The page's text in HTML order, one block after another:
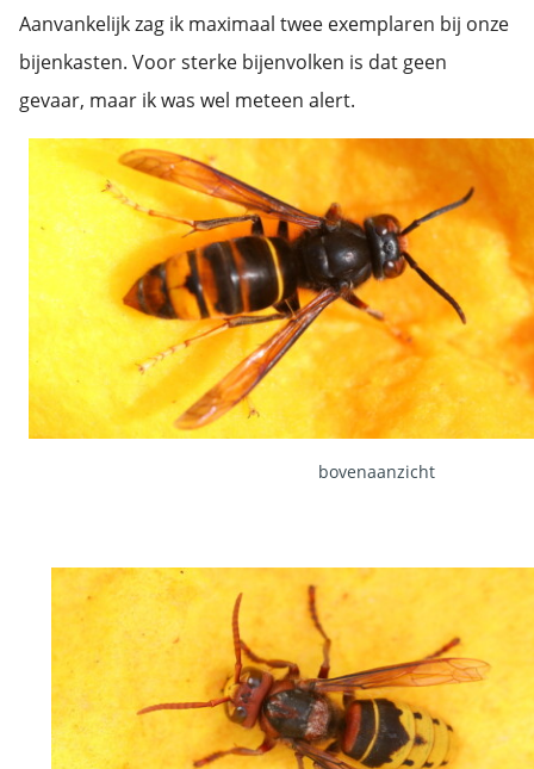
Aanvankelijk zag ik maximaal twee exemplaren bij onze
bijenkasten. Voor sterke bijenvolken is dat geen
gevaar, maar ik was wel meteen alert.
bovenaanzicht